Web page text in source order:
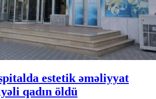
estetik əməliyyat
qadın öldü